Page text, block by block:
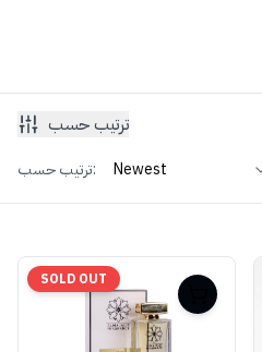
ترتيب حسب
ترتيب حسب:
SOLD OUT